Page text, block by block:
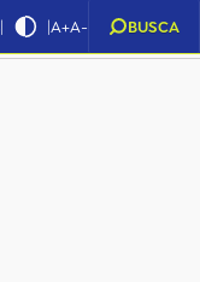
| |A+A- BUSCA